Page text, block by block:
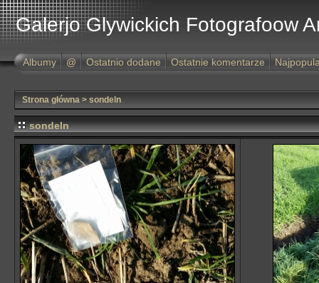
Galerjo Glywickich Fotografoow
Albumy @ Ostatnio dodane Ostatnie komentarze
Strona główna > sondeln
sondeln